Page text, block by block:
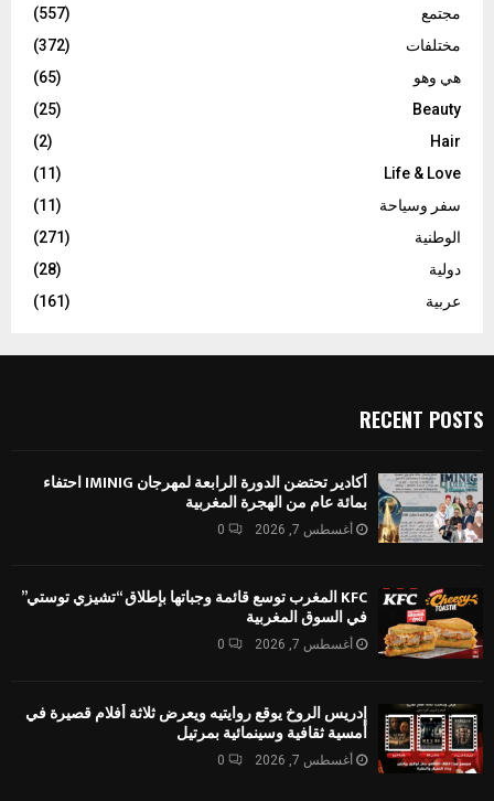
مجتمع
(557)
مختلفات
(372)
هي وهو
(65)
Beauty
(25)
Hair
(2)
Life & Love
(11)
سفر وسياحة
(11)
الوطنية
(271)
دولية
(28)
عربية
(161)
RECENT POSTS
أكادير تحتضن الدورة الرابعة لمهرجان IMINIG احتفاء
بمائة عام من الهجرة المغربية
أغسطس 7, 2026 0
KFC المغرب توسع قائمة وجباتها بإطلاق “تشيزي توستي”
في السوق المغربية
أغسطس 7, 2026 0
إدريس الروخ يوقع روايتيه ويعرض ثلاثة أفلام قصيرة في
أمسية ثقافية وسينمائية بمرتيل
أغسطس 7, 2026 0